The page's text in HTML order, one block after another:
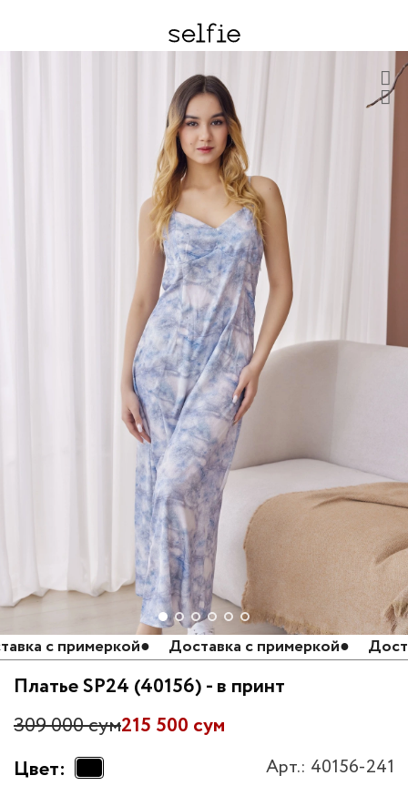
с примеркой● Доставка с примеркой●
Платье SP24 (40156) - в принт
215 500 сум
309 000 сум
Цвет:
Арт.: 40156-241